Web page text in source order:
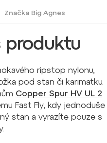
ZnačkaBig Agnes
produktu
ripstop nylonu,
pod stan či karimatku.
Copper Spur HV UL 2
Fast Fly, kdy jednoduše
stan a vyrazíte pouze s